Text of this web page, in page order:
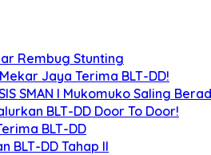
Rembug Stunting
Jaya Terima BLT-DD!
SMAN I Mukomuko Saling
BLT-DD Door To Door!
BLT-DD
BLT-DD Tahap II